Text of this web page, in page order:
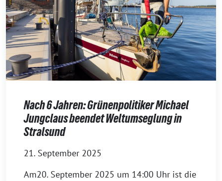
Nach 6 Jahren: Grünenpolitiker Michael
Jungclaus beendet Weltumseglung in
Stralsund
21. September 2025
Am20. September 2025 um 14:00 Uhr ist die